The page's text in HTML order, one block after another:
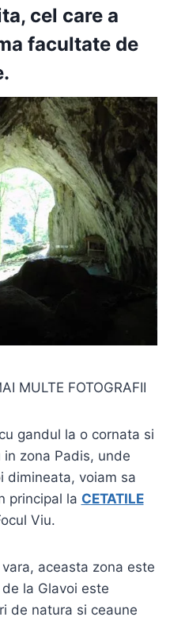
cel care a
facultate de
MULTE FOTOGRAFII
gandul la o cornata si
zona Padis, unde
dimineata, voiam sa
principal la CETATILE
Viu.
aceasta zona este
la Glavoi este
de natura si ceaune